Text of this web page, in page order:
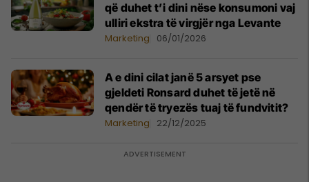
që duhet t’i dini nëse konsumoni vaj
ulliri ekstra të virgjër nga Levante
Marketing 06/01/2026
A e dini cilat janë 5 arsyet pse
gjeldeti Ronsard duhet të jetë në
qendër të tryezës tuaj të fundvitit?
Marketing 22/12/2025